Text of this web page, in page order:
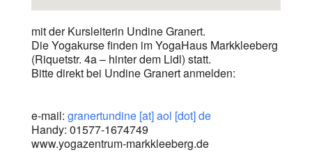
mit der Kursleiterin Undine Granert.
Die Yogakurse finden im YogaHaus Markkleeberg
(Riquetstr. 4a – hinter dem Lidl) statt.
Bitte direkt bei Undine Granert anmelden:
e-mail: granertundine [at] aol [dot] de
Handy: 01577-1674749
www.yogazentrum-markkleeberg.de